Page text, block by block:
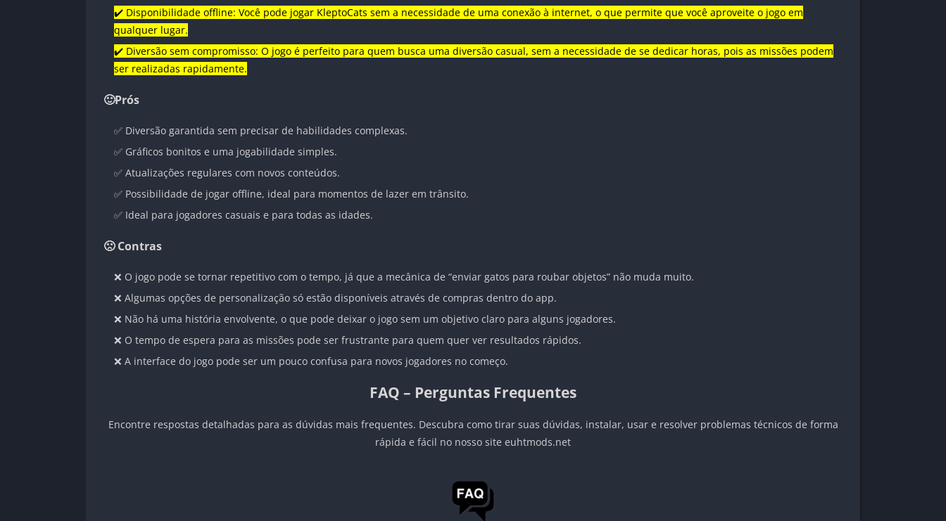
✔️ Disponibilidade offline: Você pode jogar KleptoCats sem a necessidade de uma conexão à internet, o que permite que você aproveite o jogo em
qualquer lugar.
✔️ Diversão sem compromisso: O jogo é perfeito para quem busca uma diversão casual, sem a necessidade de se dedicar horas, pois as missões podem
ser realizadas rapidamente.
🙂Prós
✅ Diversão garantida sem precisar de habilidades complexas.
✅ Gráficos bonitos e uma jogabilidade simples.
✅ Atualizações regulares com novos conteúdos.
✅ Possibilidade de jogar offline, ideal para momentos de lazer em trânsito.
✅ Ideal para jogadores casuais e para todas as idades.
🙁 Contras
❌ O jogo pode se tornar repetitivo com o tempo, já que a mecânica de “enviar gatos para roubar objetos” não muda muito.
❌ Algumas opções de personalização só estão disponíveis através de compras dentro do app.
❌ Não há uma história envolvente, o que pode deixar o jogo sem um objetivo claro para alguns jogadores.
❌ O tempo de espera para as missões pode ser frustrante para quem quer ver resultados rápidos.
❌ A interface do jogo pode ser um pouco confusa para novos jogadores no começo.
FAQ – Perguntas Frequentes
Encontre respostas detalhadas para as dúvidas mais frequentes. Descubra como tirar suas dúvidas, instalar, usar e resolver problemas técnicos de forma
rápida e fácil no nosso site euhtmods.net